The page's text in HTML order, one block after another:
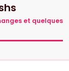
et quelques